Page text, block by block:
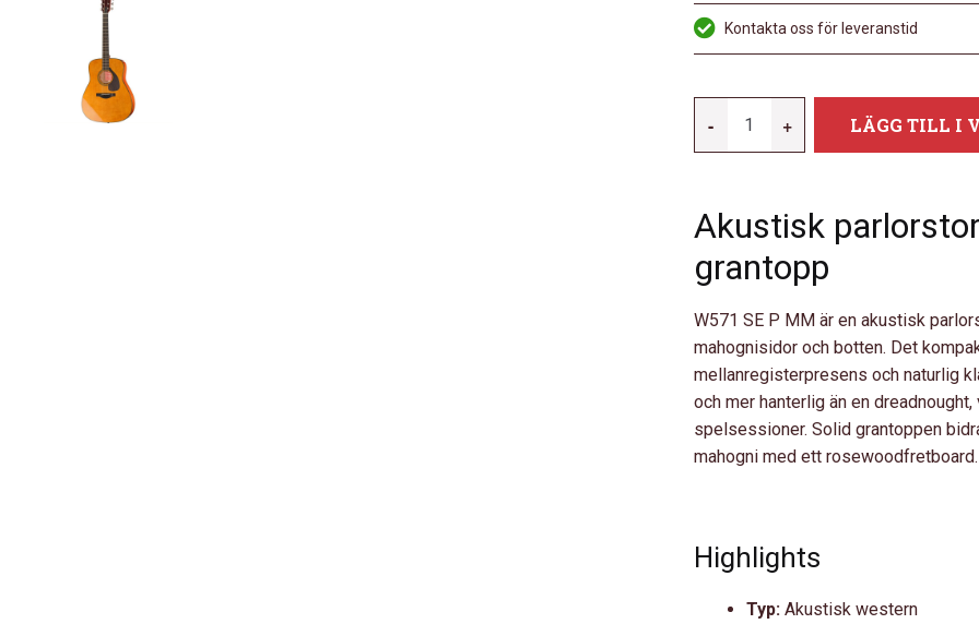
Kontakta oss för leveranstid
-
FGX5
+ LÄGG TILL I
Akustisk
grantopp
W571 SE P MM är en akustisk
mahognisidor och botten. Det
mellanregisterpresens och naturlig
och mer hanterlig än en
spelsessioner. Solid grantoppen
mahogni med ett
Highlights
Typ:Akustisk western